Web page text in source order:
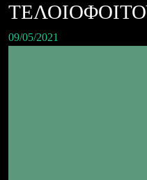
09/05/2021